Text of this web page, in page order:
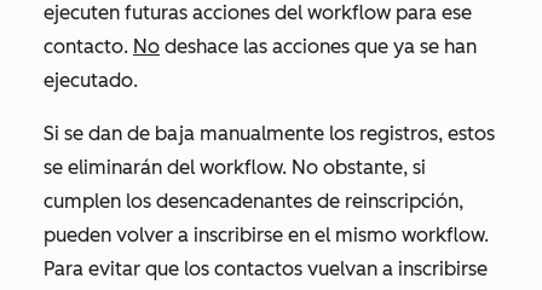
ejecuten futuras acciones del workflow para ese
contacto. No deshace las acciones que ya se han
ejecutado.
Si se dan de baja manualmente los registros, estos
se eliminarán del workflow. No obstante, si
cumplen los desencadenantes de reinscripción,
pueden volver a inscribirse en el mismo workflow.
Para evitar que los contactos vuelvan a inscribirse